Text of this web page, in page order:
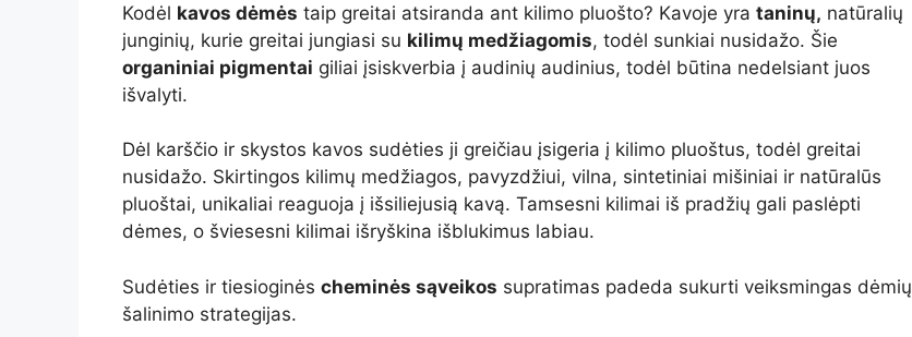
Kodėl kavos dėmės taip greitai atsiranda ant kilimo pluošto? Kavoje yra taninų, natūralių
junginių, kurie greitai jungiasi su kilimų medžiagomis, todėl sunkiai nusidažo. Šie
organiniai pigmentai giliai įsiskverbia į audinių audinius, todėl būtina nedelsiant juos
išvalyti.
Dėl karščio ir skystos kavos sudėties ji greičiau įsigeria į kilimo pluoštus, todėl greitai
nusidažo. Skirtingos kilimų medžiagos, pavyzdžiui, vilna, sintetiniai mišiniai ir natūralūs
pluoštai, unikaliai reaguoja į išsiliejusią kavą. Tamsesni kilimai iš pradžių gali paslėpti
dėmes, o šviesesni kilimai išryškina išblukimus labiau.
Sudėties ir tiesioginės cheminės sąveikos supratimas padeda sukurti veiksmingas dėmių
šalinimo strategijas.